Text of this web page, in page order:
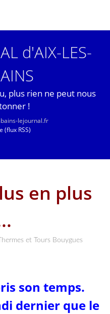
d'AIX-LES-
plus rien ne peut nous
!
lejournal.fr
(flux RSS)
en plus
et Tours Bouygues
son temps.
dernier que le